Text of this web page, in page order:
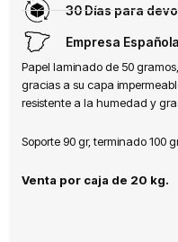
30 Días para
Empresa Española
Papel laminado de 50
gracias a su capa
resistente a la humedad y
Soporte 90 gr, terminado 100
Venta por caja de 20 kg.